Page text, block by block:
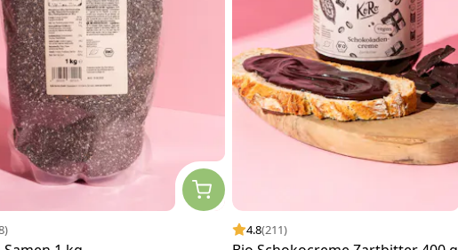
4.8(211)